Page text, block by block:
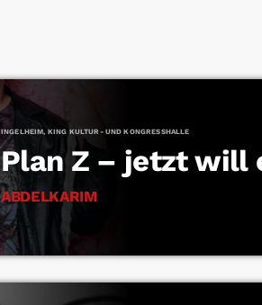
INGELHEIM, KING KULTUR- UND KONGRESSHALLE
Plan Z – jetzt will
ABDELKARIM